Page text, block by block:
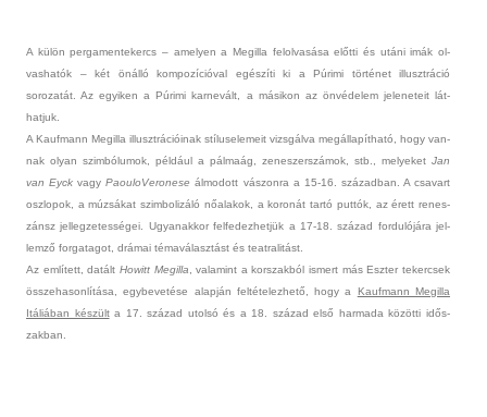
A külön per­gamen­tekercs – amely­en a Megil­la felol­vasása előtti és utáni imák ol­
vashatók – két önálló kom­pozícióv­al egészíti ki a Púrimi történet il­lusztráció
sorozatát. Az egyik­en a Púrimi kar­nevált, a másikon az önvédelem jeleneteit lát­
hatjuk.
A Kauf­mann Megil­la il­lusztrációinak stíluselemeit vizsgálva megállapítható, hogy van­
nak olyan szimbólumok, például a pálmaág, zenes­zerszámok, stb., melyeket Jan
van Eyck vagyPaouloVeronese álmodott vás­zonra a 15-16. század­ban. A csavart
oszlopok, a múzsákat szim­bolizáló nőalakok, a koronát tartó puttók, az érett re­nes­
zánsz jel­legzetes­ségei. Ugyanak­kor fel­fedez­hetjük a 17-18. század for­dulójára jel­
lemző for­gatagot, drámai témaválasztást és teat­ralitást.
Az említett, datált Howitt Megil­la , valamint a korszak­ból is­mert más Eszt­er tekercsek
összehason­lítása, egybevetése alapján fel­tételez­hető, hogy a Kauf­mann Megil­la
Itáliában készülta 17. század utolsó és a 18. század első har­mada közötti idős­
zakban.